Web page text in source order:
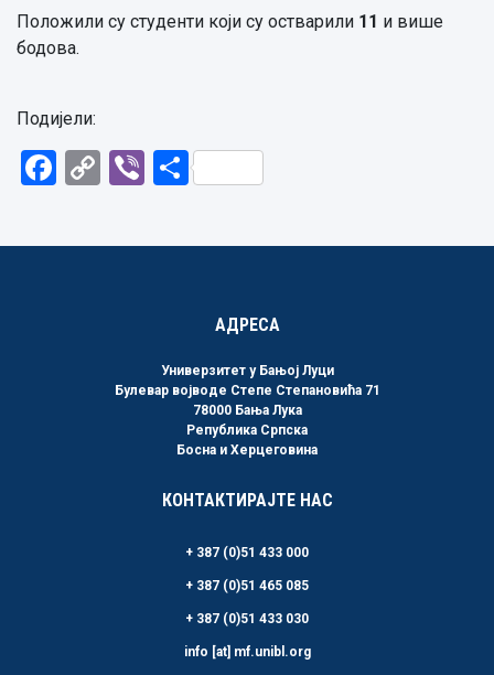
Положили су студенти који су остварили 11 и више
бодова.
Подијели:
Facebook
CopyViberShare
АДРЕСА
Универзитет у Бањој Луци
Булевар војводе Степе Степановића 71
78000 Бања Лука
Република Српска
Босна и Херцеговина
КОНТАКТИРАЈТЕ НАС
+ 387 (0)51 433 000
+ 387 (0)51 465 085
+ 387 (0)51 433 030
info [at] mf.unibl.org